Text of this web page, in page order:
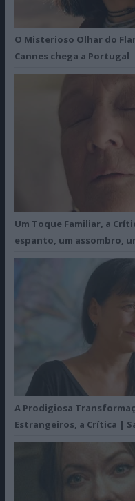
O Misterioso Olhar do
Cannes chega a Portugal
Um Toque Familiar, a
espanto, um assombro,
A Prodigiosa
Estrangeiros, a Crítica |